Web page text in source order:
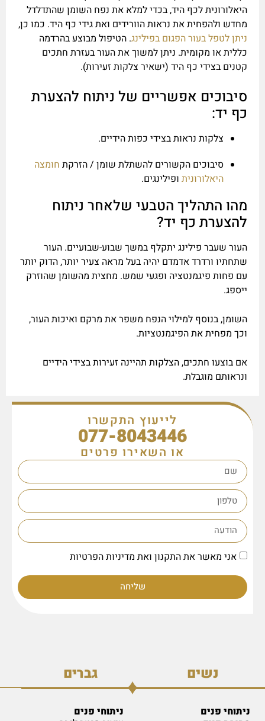
היאלורונית לכף היד, בכדי למלא את נפח השומן שהתדלדל
מחדש ולהפחית את נראות הוורידים ואת גידי כף היד. כמו כן,
ניתן לטפל בעור הפגום בפילינג. הטיפול מבוצע בהרדמה
כללית או מקומית. ניתן למשוך את העור בעזרת חתכים
קטנים בצידי כף היד (ישאיר צלקות זעירות).
סיבוכים אפשריים של ניתוח להצערת
כף יד:
צלקות נראות בצידי כפות הידיים.
סיבוכים הקשורים להשתלת שומן / הזרקת חומצה
היאלורונית ופילינגים.
מהו התהליך הטבעי שלאחר ניתוח
להצערת כף יד?
העור שעבר פילינג יתקלף במשך שבוע-שבועיים. העור
שתחתיו ורדרד אדמדם יהיה בעל מראה צעיר יותר, הדוק יותר
עם פחות פיגמנטציה ופגעי שמש. מחצית מהשומן שהוזרק
ייספג.
השומן, בנוסף למילוי הנפח משפר את מרקם ואיכות העור,
וכך מפחית את הפיגמנטציות.
אם בוצעו חתכים, הצלקות תהיינה זעירות בצידי הידיים
ונראותם מוגבלת.
לייעוץ התקשרו
077-8043446
או השאירו פרטים
אני מאשר את התקנון ואת מדיניות הפרטיות
שליחה
גברים נשים
ניתוחי פנים
ניתוחי פנים